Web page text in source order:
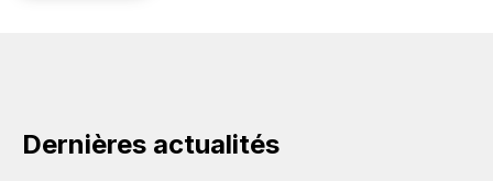
Dernières actualités